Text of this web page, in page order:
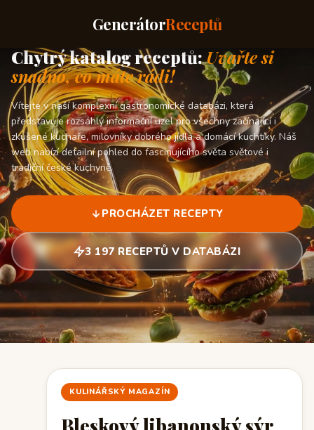
GenerátorReceptů
Chytrý katalog receptů:Uvařte si
snadno, co máte rádi!
Vítejte v naší komplexní gastronomické databázi, která
představuje rozsáhlý informační uzel pro všechny začínající i
zkušené kuchaře, milovníky dobrého jídla a domácí kuchtíky. Náš
web nabízí detailní pohled do fascinujícího světa světové i
tradiční české kuchyně.
PROCHÁZET RECEPTY
3 197 RECEPTŮ V DATABÁZI
KULINÁŘSKÝ MAGAZÍN